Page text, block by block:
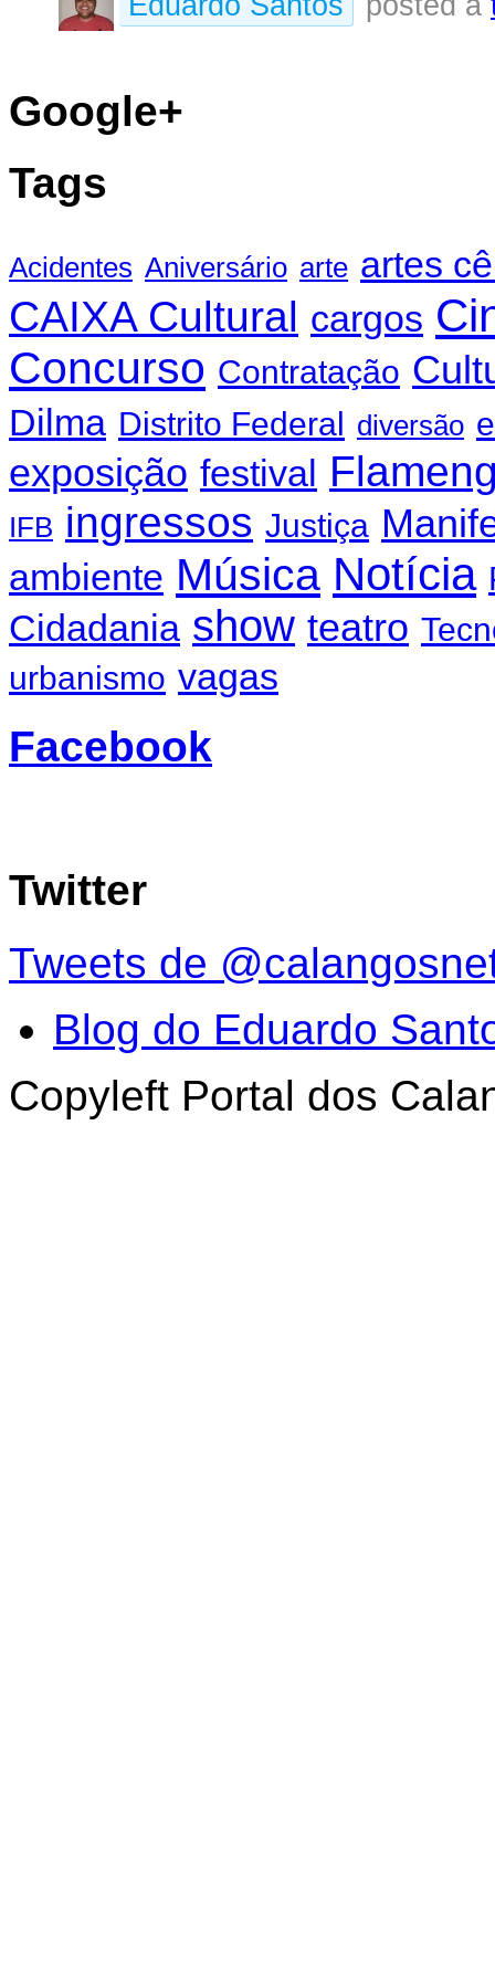
Google+
Tags
Acidentes Aniversário arte artes
CAIXA Cultural cargos
Concurso Contratação
Dilma Distrito Federal diversão
exposição festival
IFB ingressos Justiça
ambiente Música Notícia
Cidadania show teatro
urbanismo vagas
Facebook
Twitter
Tweets de
Blog do Eduardo
Copyleft Portal dos